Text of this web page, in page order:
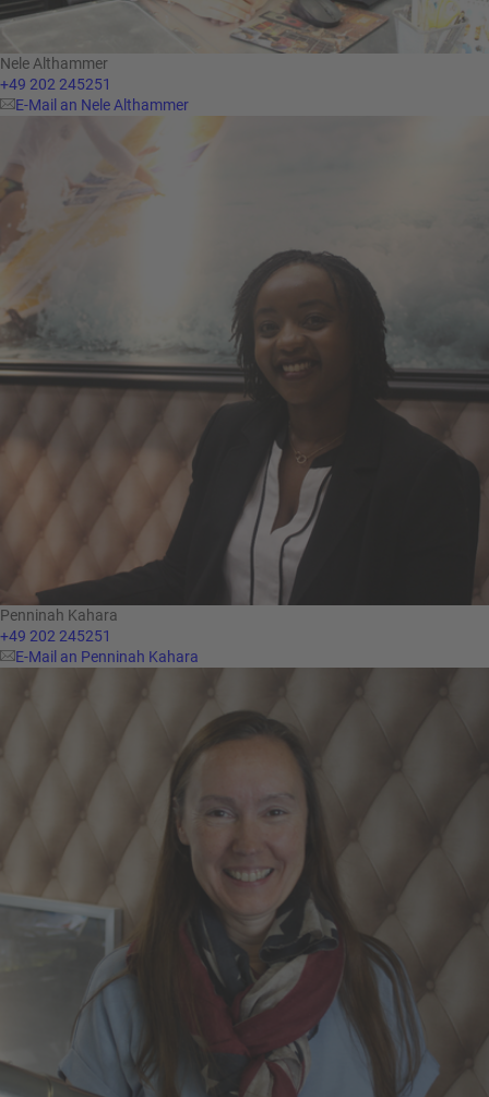
Nele Althammer
+49 202 245251
E-Mail an Nele Althammer
Penninah Kahara
+49 202 245251
E-Mail an Penninah Kahara